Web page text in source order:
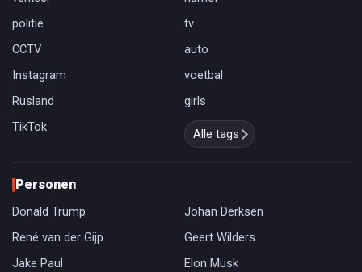
politie
tv
CCTV
auto
Instagram
voetbal
Rusland
girls
TikTok
Alle tags
Personen
Donald Trump
Johan Derksen
René van der Gijp
Geert Wilders
Jake Paul
Elon Musk